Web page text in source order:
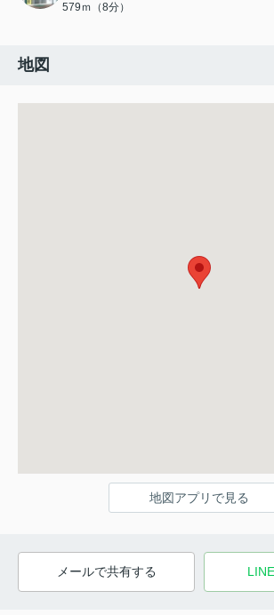
579ｍ（8分）
地図
地図アプリで見る
メールで共有する